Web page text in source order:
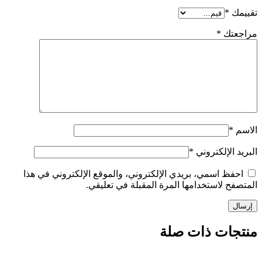
تقييمك *
مراجعتك *
الاسم *
البريد الإلكتروني *
احفظ اسمي، بريدي الإلكتروني، والموقع الإلكتروني في هذا
المتصفح لاستخدامها المرة المقبلة في تعليقي.
منتجات ذات صلة